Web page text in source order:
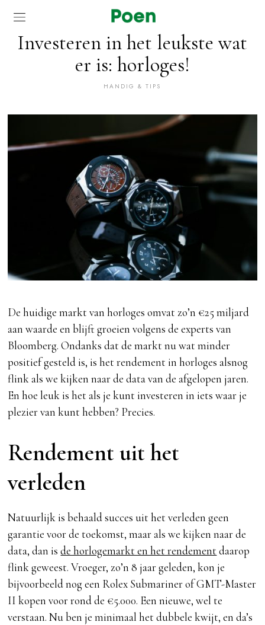
Investeren in het leukste wat
er is: horloges!
HANDIG & TIPS
De huidige markt van horloges omvat zo’n €25 miljard
aan waarde en blijft groeien volgens de experts van
Bloomberg. Ondanks dat de markt nu wat minder
positief gesteld is, is het rendement in horloges alsnog
flink als we kijken naar de data van de afgelopen jaren.
En hoe leuk is het als je kunt investeren in iets waar je
plezier van kunt hebben? Precies.
Rendement uit het
verleden
Natuurlijk is behaald succes uit het verleden geen
garantie voor de toekomst, maar als we kijken naar de
data, dan isde horlogemarkt en het rendement daarop
flink geweest. Vroeger, zo’n 8 jaar geleden, kon je
bijvoorbeeld nog een Rolex Submariner of GMT-Master
II kopen voor rond de €5.000. Een nieuwe, wel te
verstaan. Nu ben je minimaal het dubbele kwijt, en da’s